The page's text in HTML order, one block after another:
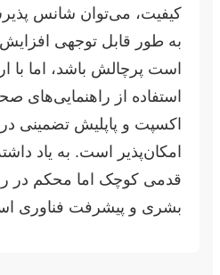
کیفیت، می‌توان شانس
به طور قابل توجهی
است پرچالش باشد، اما با
استفاده از راهنمایی‌های
اکسپت و پاپلیش تضمینی
امکان‌پذیر است. به یاد
قدمی کوچک اما محکم در
بشری و پیشرفت فناوری